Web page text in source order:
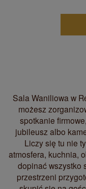
Sala Waniliowa w
możesz
spotkanie
jubileusz albo
Liczy się tu nie
atmosfera, kuchnia,
dopinać wszystko
przestrzeni